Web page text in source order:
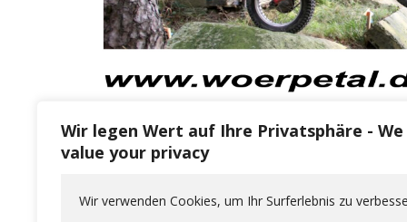
Wir legen Wert auf Ihre Privatsphäre - We
value your privacy
Wir verwenden Cookies, um Ihr Surferlebnis zu